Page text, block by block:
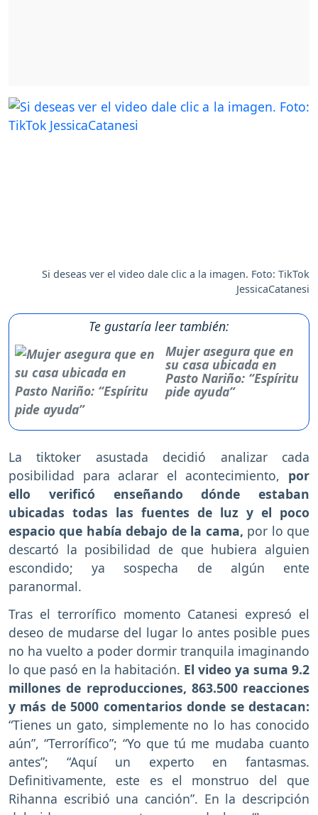
Si deseas ver el video dale clic a la imagen. Foto: TikTok
JessicaCatanesi
Te gustaría leer también:
Mujer asegura que en
su casa ubicada en
Pasto Nariño: “Espíritu
pide ayuda”
La tiktoker asustada decidió analizar cada
posibilidad para aclarar el acontecimiento, por
ello verificó enseñando dónde estaban
ubicadas todas las fuentes de luz y el poco
espacio que había debajo de la cama, por lo que
descartó la posibilidad de que hubiera alguien
escondido; ya sospecha de algún ente
paranormal.
Tras el terrorífico momento Catanesi expresó el
deseo de mudarse del lugar lo antes posible pues
no ha vuelto a poder dormir tranquila imaginando
lo que pasó en la habitación. El video ya suma 9.2
millones de reproducciones, 863.500 reacciones
y más de 5000 comentarios donde se destacan:
“Tienes un gato, simplemente no lo has conocido
aún”, “Terrorífico”; “Yo que tú me mudaba cuanto
antes”; “Aquí un experto en fantasmas.
Definitivamente, este es el monstruo del que
Rihanna escribió una canción”. En la descripción